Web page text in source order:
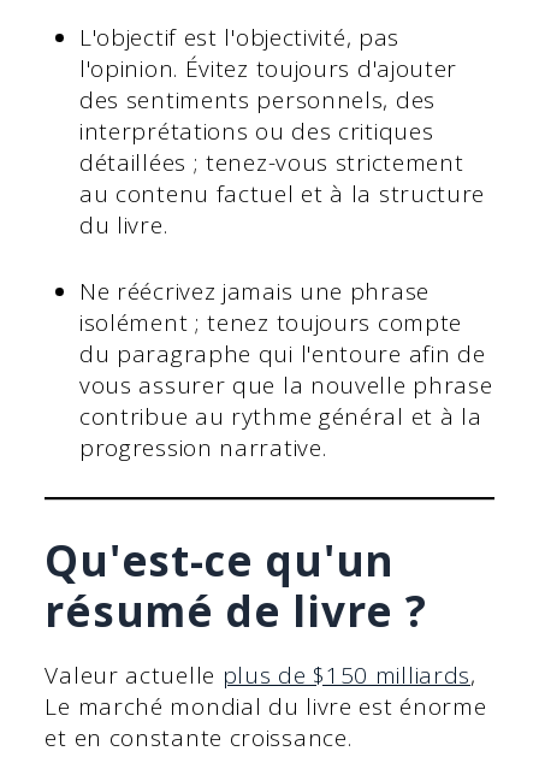
L'objectif est l'objectivité, pas
l'opinion. Évitez toujours d'ajouter
des sentiments personnels, des
interprétations ou des critiques
détaillées ; tenez-vous strictement
au contenu factuel et à la structure
du livre.
Ne réécrivez jamais une phrase
isolément ; tenez toujours compte
du paragraphe qui l'entoure afin de
vous assurer que la nouvelle phrase
contribue au rythme général et à la
progression narrative.
Qu'est-ce qu'un
résumé de livre ?
Valeur actuelle plus de $150 milliards,
Le marché mondial du livre est énorme
et en constante croissance.